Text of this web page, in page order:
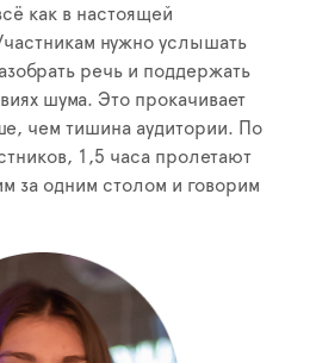
как в настоящей
нужно услышать
речь и поддержать
шума. Это прокачивает
чем тишина аудитории. По
1,5 часа пролетают
за одним столом и говорим